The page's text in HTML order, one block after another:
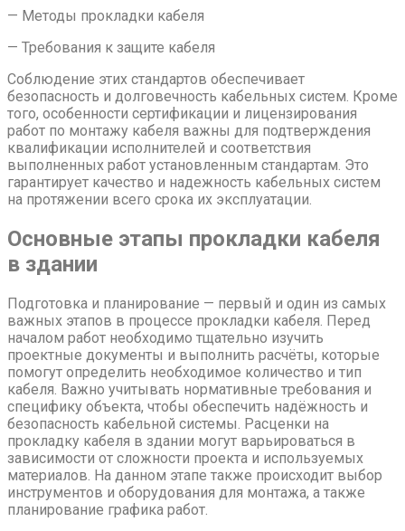
— Методы прокладки кабеля
— Требования к защите кабеля
Соблюдение этих стандартов обеспечивает
безопасность и долговечность кабельных систем. Кроме
того, особенности сертификации и лицензирования
работ по монтажу кабеля важны для подтверждения
квалификации исполнителей и соответствия
выполненных работ установленным стандартам. Это
гарантирует качество и надежность кабельных систем
на протяжении всего срока их эксплуатации.
Основные этапы прокладки кабеля
в здании
Подготовка и планирование — первый и один из самых
важных этапов в процессе прокладки кабеля. Перед
началом работ необходимо тщательно изучить
проектные документы и выполнить расчёты, которые
помогут определить необходимое количество и тип
кабеля. Важно учитывать нормативные требования и
специфику объекта, чтобы обеспечить надёжность и
безопасность кабельной системы. Расценки на
прокладку кабеля в здании могут варьироваться в
зависимости от сложности проекта и используемых
материалов. На данном этапе также происходит выбор
инструментов и оборудования для монтажа, а также
планирование графика работ.